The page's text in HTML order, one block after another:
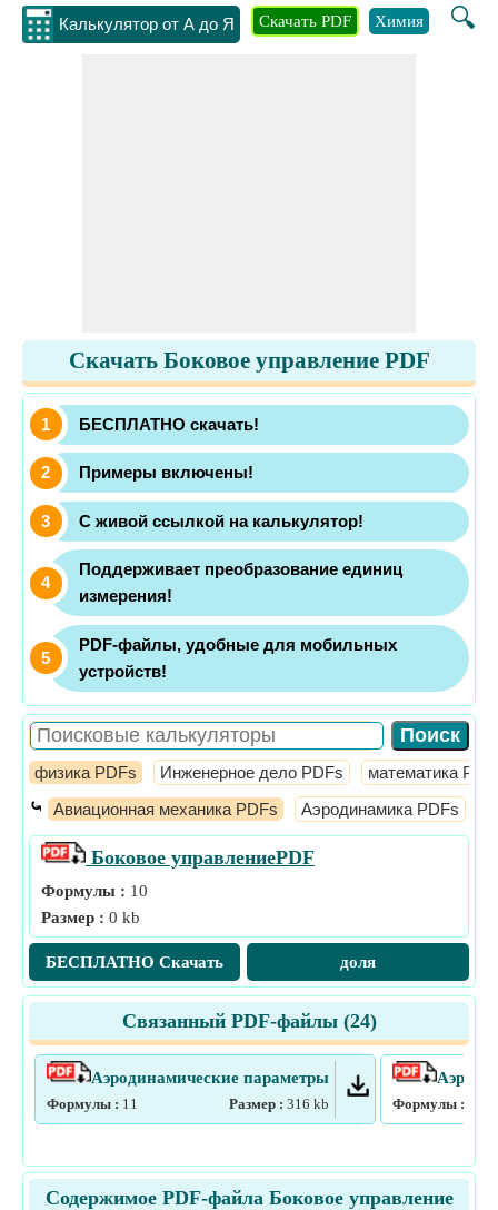
Калькулятор от А до Я 🔍
Скачать PDF Химия
Скачать Боковое управление PDF
БЕСПЛАТНО скачать!
Примеры включены!
С живой ссылкой на калькулятор!
Поддерживает преобразование единиц
измерения!
PDF-файлы, удобные для мобильных
устройств!
физика PDFs Инженерное дело PDFs математика
⤿ Авиационная механика PDFs Аэродинамика PDFs
Боковое управлениеPDF
Формулы : 10
Размер : 0 kb
БЕСПЛАТНО Скачать доля
Связанный PDF-файлы (24)
Аэродинамические параметры
Формулы : 11 Размер : 316 kb Формулы :
Содержимое PDF-файла Боковое управление